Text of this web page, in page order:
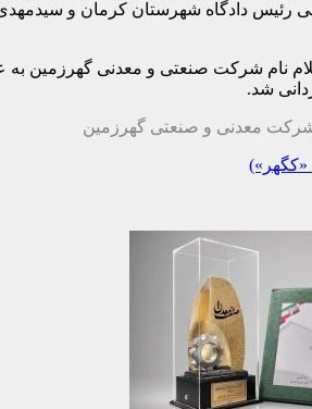
رئیس دادگاه شهرستان کرمان و
نام شرکت صنعتی و معدنی گهرزمین
شد.
معدنی و صنعتی گهرزمین
«کگهر»)